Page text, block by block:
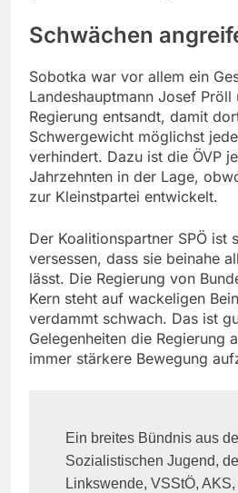
Schwächen
Sobotka war vor allem ein
Landeshauptmann Josef
Regierung entsandt, damit
Schwergewicht möglichst
verhindert. Dazu ist die ÖVP
Jahrzehnten in der Lage,
zur Kleinstpartei entwickelt.
Der Koalitionspartner SPÖ ist
versessen, dass sie beinahe
lässt. Die Regierung von
Kern steht auf wackeligen
verdammt schwach. Das ist
Gelegenheiten die Regierung
immer stärkere Bewegung
Ein breites Bündnis aus
Sozialistischen Jugend,
Linkswende, VSStÖ,